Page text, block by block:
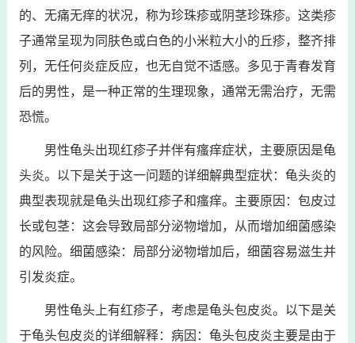
的、无痛无痒的状况，称为珍珠疹或阴茎珍珠疹。这类疹
子通常呈现为同肤色或白色的小米粒大小的丘疹，整齐排
列，无任何炎症反应，也无自觉不适感。多见于青春发育
后的男性，是一种正常的生理现象，通常无需治疗，无需
恐慌。
男性龟头出现红疹子并伴有瘙痒症状，主要原因是龟
头炎。以下是关于这一问题的详细解典型症状：龟头炎的
典型表现就是龟头出现红疹子和瘙痒。主要原因：包皮过
长或包茎：这会导致局部分泌物增加，从而增加细菌感染
的风险。细菌感染：局部分泌物增加后，细菌容易滋生并
引发炎症。
男性龟头上有红疹子，考虑是龟头包皮炎。以下是关
于龟头包皮炎的详细解释：病因：龟头包皮炎主要是由于